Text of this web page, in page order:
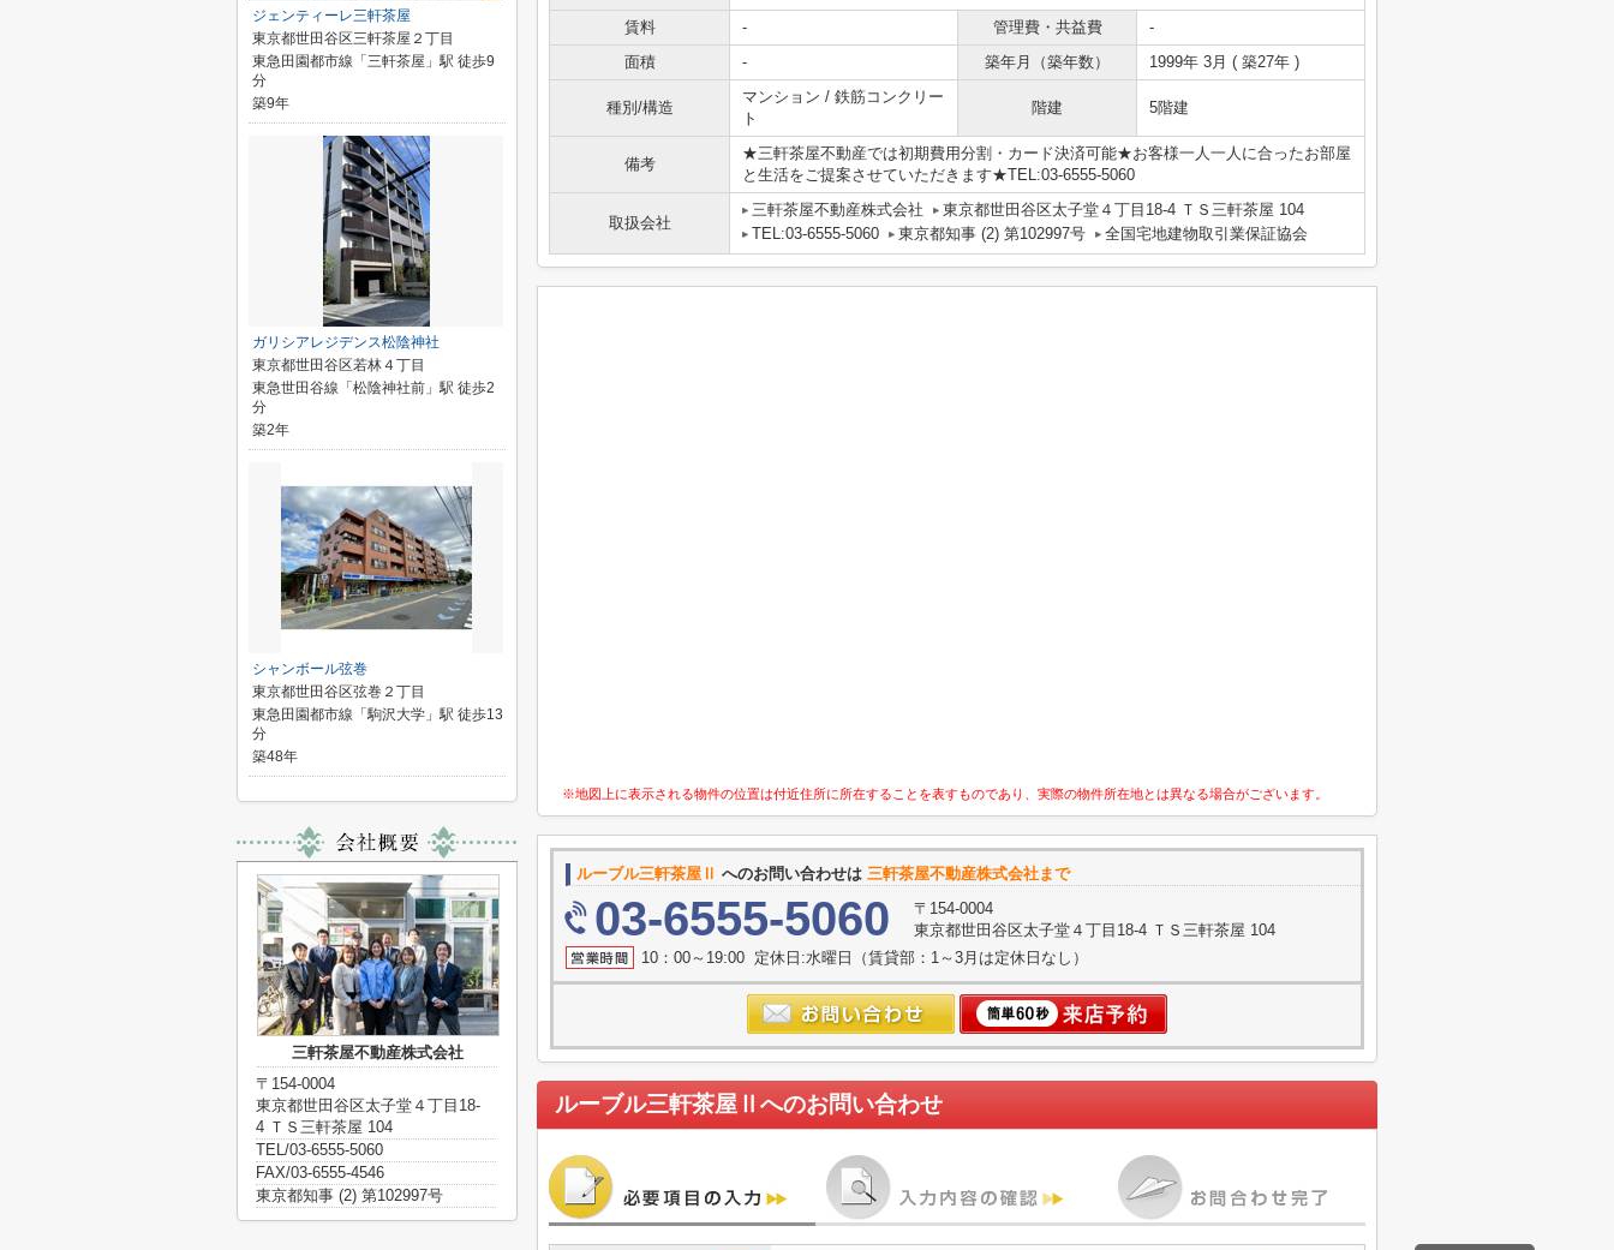
賃料 - 管理費・共益費
-
面積
- 築年月（築年数） 1999年 3月 ( 築27年 )
種別/構造
マンション / 鉄筋コンクリー
ト
階建 5階建
備考
★三軒茶屋不動産では初期費用分割・カード決済可能★お客様一人一人に合ったお部屋
と生活をご提案させていただきます★TEL:03-6555-5060
取扱会社
三軒茶屋不動産株式会社
東京都世田谷区太子堂４丁目18-4 ＴＳ三軒茶屋 104
TEL:03-6555-5060
東京都知事 (2) 第102997号 全国宅地建物取引業保証協会
※地図上に表示される物件の位置は付近住所に所在することを表すものであり、実際の物件所在地とは異なる場合がございます。
ルーブル三軒茶屋Ⅱ へのお問い合わせは 三軒茶屋不動産株式会社まで
03-6555-5060
〒154-0004
東京都世田谷区太子堂４丁目18-4 ＴＳ三軒茶屋 104
10：00～19:00 定休日:水曜日（賃貸部：1～3月は定休日なし）
ルーブル三軒茶屋Ⅱ へのお問い合わせ
ジェンティーレ三軒茶屋
東京都世田谷区三軒茶屋２丁目
東急田園都市線「三軒茶屋」駅 徒歩9
分
築9年
ガリシアレジデンス松陰神社
東京都世田谷区若林４丁目
東急世田谷線「松陰神社前」駅 徒歩2
分
築2年
シャンボール弦巻
東京都世田谷区弦巻２丁目
東急田園都市線「駒沢大学」駅 徒歩13
分
築48年
三軒茶屋不動産株式会社
〒154-0004
東京都世田谷区太子堂４丁目18-
4 ＴＳ三軒茶屋 104
TEL/03-6555-5060
FAX/03-6555-4546
東京都知事 (2) 第102997号